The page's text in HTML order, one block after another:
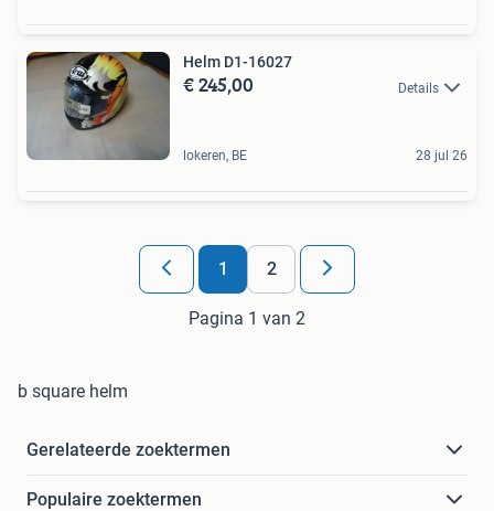
Helm D1-16027
€ 245,00 Details
lokeren, BE 28 jul 26
1 2
Pagina 1 van 2
b square helm
Gerelateerde zoektermen
Populaire zoektermen